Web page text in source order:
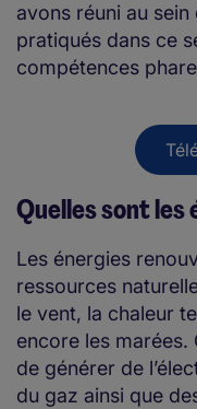
avons réuni au
pratiqués dans ce
compétences
Quelles sont les
Les énergies
ressources
le vent, la chaleur
encore les marées.
de générer de
du gaz ainsi que